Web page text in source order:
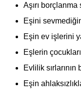
Aşırı
Eşini
Eşin ev işlerini
Eşlerin
Evlilik sırlarının
Eşin